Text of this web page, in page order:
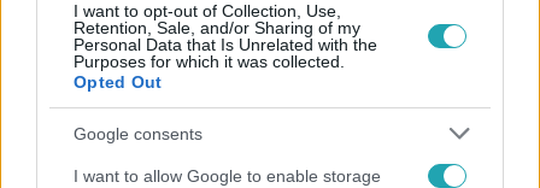
I want to opt-out of Collection, Use,
Retention, Sale, and/or Sharing of my
Personal Data that Is Unrelated with the
Purposes for which it was collected.
Opted Out
Google consents
I want to allow Google to enable storage
Tudomány-Tech